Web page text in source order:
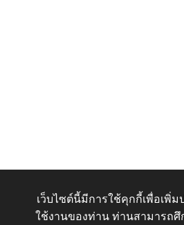
เว็บไซต์นี้มีการใช้คุกกี้เพื่อเพิ่
ใช้งานของท่าน ท่านสามารถศึ